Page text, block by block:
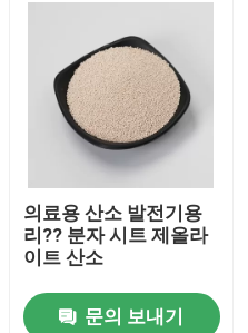
의료용 산소 발전기용
리?? 분자 시트 제올라
이트 산소
문의 보내기